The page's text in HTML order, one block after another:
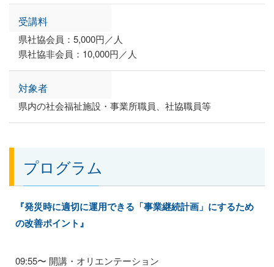
受講料
県社協会員：5,000円／人
県社協非会員：10,000円／人
対象者
県内の社会福祉施設・事業所職員、社協職員等
プログラム
『発災時に適切に運用できる「事業継続計画」にするため
の改善ポイント』
09:55〜 開講・オリエンテーション